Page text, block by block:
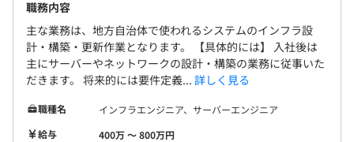
職務内容
主な業務は、地方自治体で使われるシステムのインフラ設
計・構築・更新作業となります。 【具体的には】 入社後は
主にサーバーやネットワークの設計・構築の業務に従事いた
だきます。 将来的には要件定義... 詳しく見る
職種名
インフラエンジニア、サーバーエンジニア
給与
400万 〜 800万円